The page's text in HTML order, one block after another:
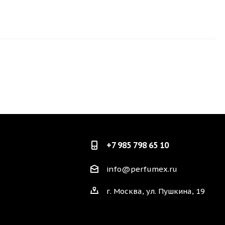
+7 985 798 65 10
info@perfumex.ru
г. Москва, ул. Пушкина, 19